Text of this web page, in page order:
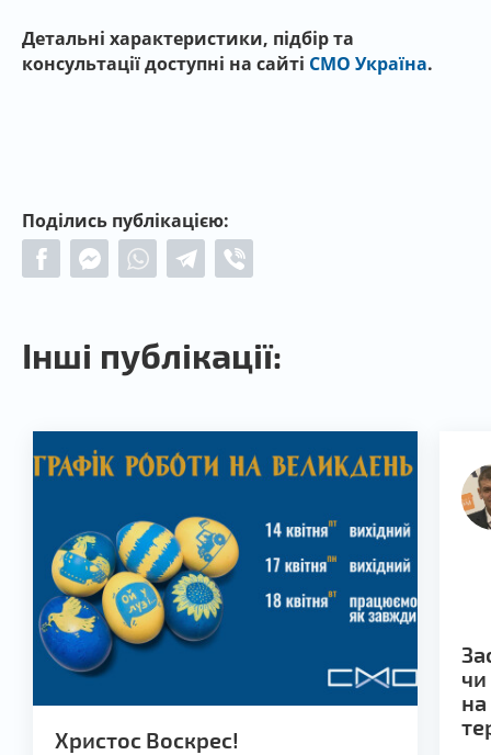
Детальні характеристики, підбір та
консультації доступні на сайті CMO Україна.
Поділись публікацією:
Інші публікації:
Христос Воскрес!
на